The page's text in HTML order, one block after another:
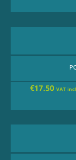
€17.50 VAT